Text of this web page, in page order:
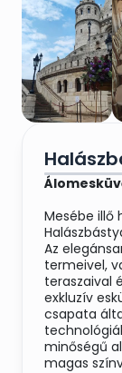
Mesébe illő
Az
termeivel,
teraszaival
exkluzív
csapata
minőségű
magas